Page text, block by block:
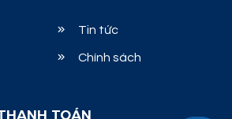
Tin tức
Chính sách
TOÁN